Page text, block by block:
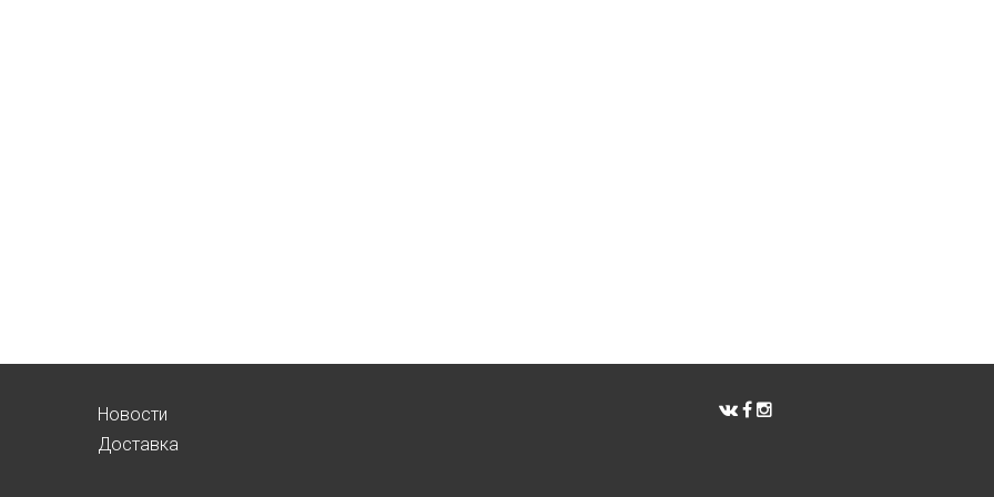
Новости
Доставка